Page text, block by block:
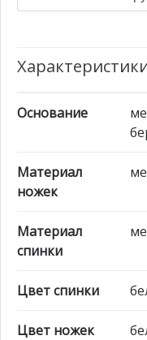
Основание
Материал
ножек
Материал
спинки
Цвет спинки
Цвет ножек